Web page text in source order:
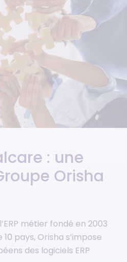
: une
Orisha
métier fondé en 2003
pays, Orisha s’impose
des logiciels ERP